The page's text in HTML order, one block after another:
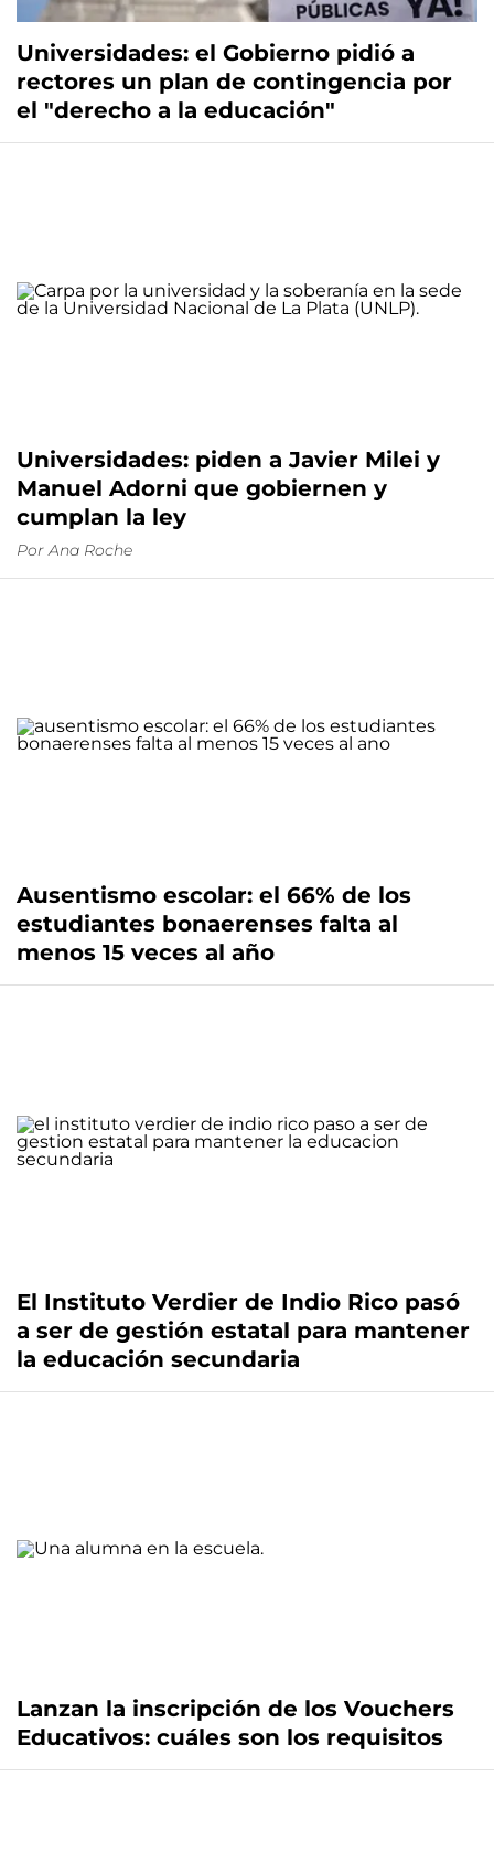
Universidades: el Gobierno pidió a
rectores un plan de contingencia por
el "derecho a la educación"
Universidades: piden a Javier Milei y
Manuel Adorni que gobiernen y
cumplan la ley
Por Ana Roche
Ausentismo escolar: el 66% de los
estudiantes bonaerenses falta al
menos 15 veces al año
El Instituto Verdier de Indio Rico pasó
a ser de gestión estatal para mantener
la educación secundaria
Lanzan la inscripción de los Vouchers
Educativos: cuáles son los requisitos